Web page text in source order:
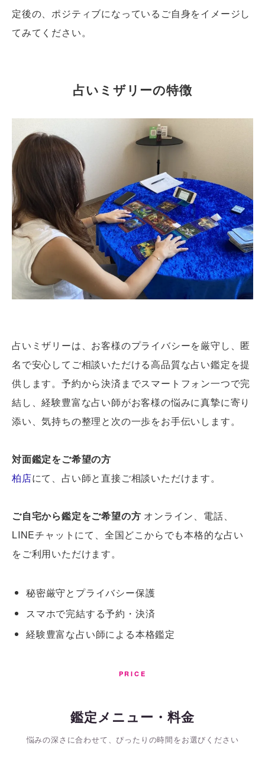
定後の、ポジティブになっているご自身をイメージし
てみてください。
占いミザリーの特徴
占いミザリーは、お客様のプライバシーを厳守し、匿
名で安心してご相談いただける高品質な占い鑑定を提
供します。予約から決済までスマートフォン一つで完
結し、経験豊富な占い師がお客様の悩みに真摯に寄り
添い、気持ちの整理と次の一歩をお手伝いします。
対面鑑定をご希望の方
柏店にて、占い師と直接ご相談いただけます。
ご自宅から鑑定をご希望の方 オンライン、電話、
LINEチャットにて、全国どこからでも本格的な占い
をご利用いただけます。
秘密厳守とプライバシー保護
スマホで完結する予約・決済
経験豊富な占い師による本格鑑定
PRICE
鑑定メニュー・料金
悩みの深さに合わせて、ぴったりの時間をお選びください